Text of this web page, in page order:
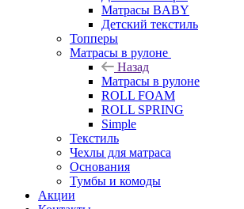
Матрасы BABY
Детский текстиль
Топперы
Матрасы в рулоне
Назад
Матрасы в рулоне
ROLL FOAM
ROLL SPRING
Simple
Текстиль
Чехлы для матраса
Основания
Тумбы и комоды
Акции